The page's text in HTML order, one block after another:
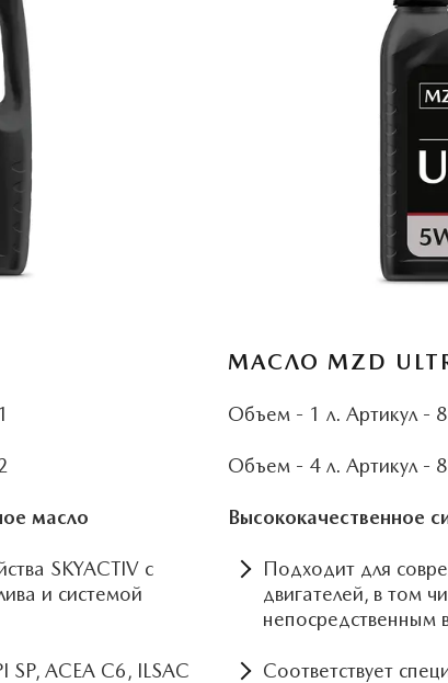
масло
SKYACTIV с
и системой
SP, ACEA C6, ILSAC
МАСЛО MZD
Объем - 1 л. Артикул -
Объем - 4 л. Артикул -
Высококачественное
Подходит для
двигателей, в том
непосредственным
Соответствует